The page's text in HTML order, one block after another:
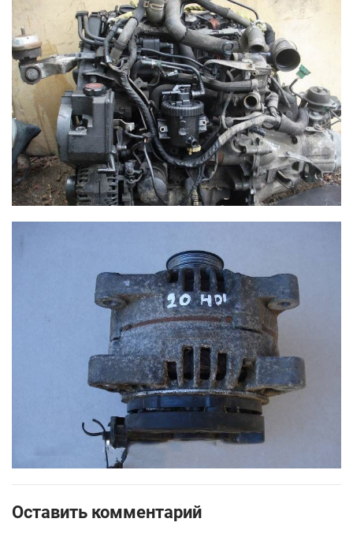
Оставить комментарий